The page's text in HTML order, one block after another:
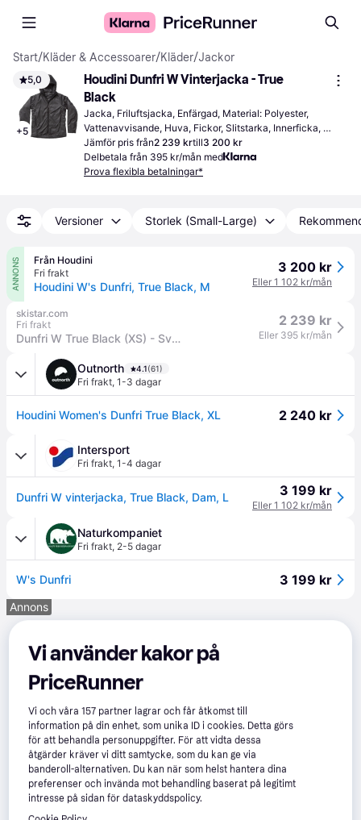
Start/Kläder & Accessoarer/Kläder/Jackor
5,0
+5
Houdini Dunfri W Vinterjacka - True
Black
Jacka, Friluftsjacka, Enfärgad, Material: Polyester,
Vattenavvisande, Huva, Fickor, Slitstarka, Innerficka,
Vindtålig
Jämför pris från2 239 krtill3 200 kr
Delbetala från 395 kr/mån med
Prova flexibla betalningar*
Versioner Storlek (Small-Large)
ANNONS
Från Houdini
Fri frakt
Houdini W's Dunfri, True Black, M
3 200 kr
Eller 1 102 kr/mån
skistar.com
Fri frakt
Dunfri W True Black (XS) - Svart (XS)
2 239 kr
Eller 395 kr/mån
Outnorth 4.1(61)
Fri frakt, 1-3 dagar
Houdini Women's Dunfri True Black, XL 2 240 kr
Intersport
Fri frakt, 1-4 dagar
Dunfri W vinterjacka, True Black, Dam, L 3 199 kr
Eller 1 102 kr/mån
Naturkompaniet
Fri frakt, 2-5 dagar
W's Dunfri 3 199 kr
Annons
Vi använder kakor på
PriceRunner
Vi och våra157 partner lagrar och får åtkomst till
information på din enhet, som unika ID i cookies. Detta görs
för att behandla personuppgifter. För att vidta dessa
åtgärder kräver vi ditt samtycke, som du kan ge via
banderoll-alternativen. Du kan när som helst hantera dina
preferenser och invända mot behandling baserat på legitimt
intresse på sidan för dataskyddspolicy.